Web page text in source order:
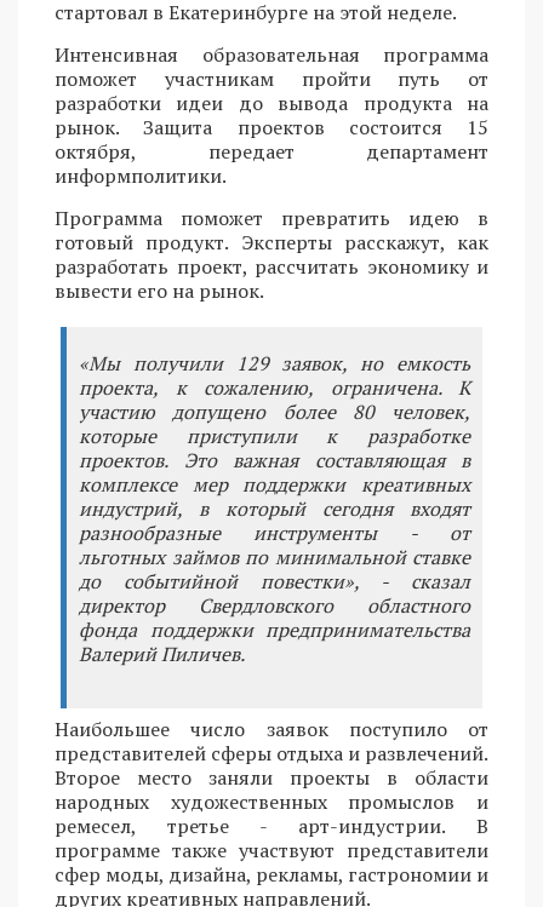
стартовал в Екатеринбурге на этой неделе.
Интенсивная образовательная программа
поможет участникам пройти путь от
разработки идеи до вывода продукта на
рынок. Защита проектов состоится 15
октября, передает департамент
информполитики.
Программа поможет превратить идею в
готовый продукт. Эксперты расскажут, как
разработать проект, рассчитать экономику и
вывести его на рынок.
«Мы получили 129 заявок, но емкость
проекта, к сожалению, ограничена. К
участию допущено более 80 человек,
которые приступили к разработке
проектов. Это важная составляющая в
комплексе мер поддержки креативных
индустрий, в который сегодня входят
разнообразные инструменты - от
льготных займов по минимальной ставке
до событийной повестки», - сказал
директор Свердловского областного
фонда поддержки предпринимательства
Валерий Пиличев.
Наибольшее число заявок поступило от
представителей сферы отдыха и развлечений.
Второе место заняли проекты в области
народных художественных промыслов и
ремесел, третье - арт-индустрии. В
программе также участвуют представители
сфер моды, дизайна, рекламы, гастрономии и
других креативных направлений.